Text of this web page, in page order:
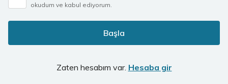
okudum ve kabul ediyorum.
Başla
Zaten hesabım var. Hesaba gir